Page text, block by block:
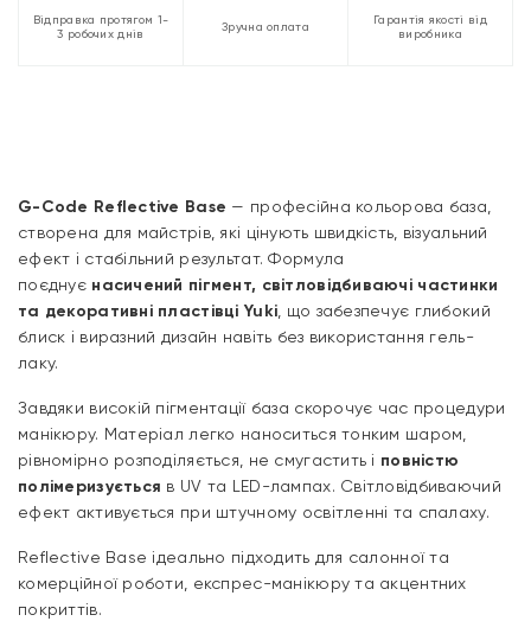
Відправка протягом 1-
3 робочих днів
Зручна оплата
Гарантія якості від
виробника
G-Code Reflective Base — професійна кольорова база,
створена для майстрів, які цінують швидкість, візуальний
ефект і стабільний результат. Формула
поєднує насичений пігмент, світловідбиваючі частинки
та декоративні пластівці Yuki , що забезпечує глибокий
блиск і виразний дизайн навіть без використання гель-
лаку.
Завдяки високій пігментації база скорочує час процедури
манікюру. Матеріал легко наноситься тонким шаром,
рівномірно розподіляється, не смугастить і повністю
полімеризується в UV та LED-лампах. Світловідбиваючий
ефект активується при штучному освітленні та спалаху.
Reflective Base ідеально підходить для салонної та
комерційної роботи, експрес-манікюру та акцентних
покриттів.